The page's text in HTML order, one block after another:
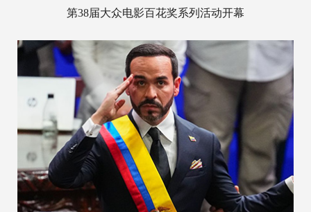
第38届大众电影百花奖系列活动开幕